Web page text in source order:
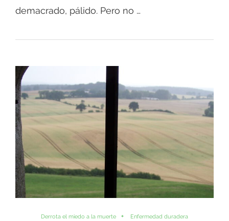
demacrado, pálido. Pero no …
Derrota el miedo a la muerte Enfermedad duradera